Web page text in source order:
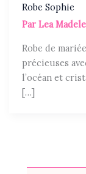
Robe Sophie
ParLea
Robe de
précieuses
l’océan et
[…]